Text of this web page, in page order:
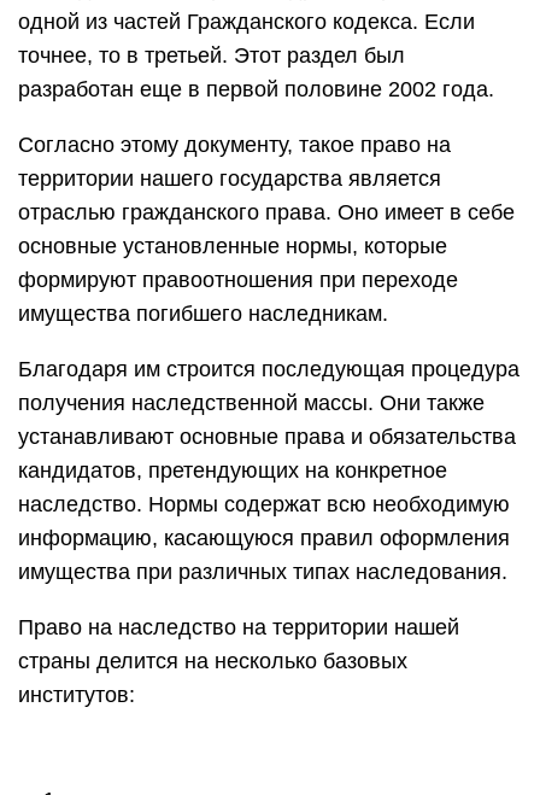
одной из частей Гражданского кодекса. Если
точнее, то в третьей. Этот раздел был
разработан еще в первой половине 2002 года.
Согласно этому документу, такое право на
территории нашего государства является
отраслью гражданского права. Оно имеет в себе
основные установленные нормы, которые
формируют правоотношения при переходе
имущества погибшего наследникам.
Благодаря им строится последующая процедура
получения наследственной массы. Они также
устанавливают основные права и обязательства
кандидатов, претендующих на конкретное
наследство. Нормы содержат всю необходимую
информацию, касающуюся правил оформления
имущества при различных типах наследования.
Право на наследство на территории нашей
страны делится на несколько базовых
институтов: